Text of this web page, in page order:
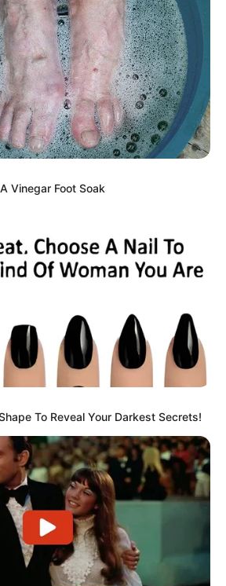
Uhr: ROCK-INN LIVE: LEGIONS
Veranstaltungsplan für Georgsmarien
Uhr: Jazz - Eat and Talk im ART
Veranstaltungsplan für Köln
Uhr: The Hamburg Blues Band &
für Schwerin
Uhr: Kulturwelten Helmbrechts -
& David Klein Quartett im
Uhr: Martin Kälberer live im
imVeranstaltungsplan für Lindau
- Live in München imVeranstaltun
Uhr: Glenn Miller Orchestra
Plettendorff im
Veranstaltungsplan für
Uhr: John Diva & The Rockets of
für Helmbrechts
Uhr: HEAVEN 17 -
YOURS“ Tour 2026 im Veranst
Hamburg
Uhr: HEAVEN 17 -
YOURS“ Tour 2026 im
Veranst
Berlin
Vinegar Foot Soak
To Reveal Your Darkest Secrets!